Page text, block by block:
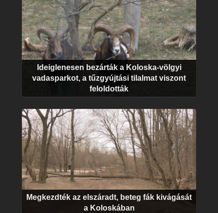
​Ideiglenesen bezárták a Koloska-völgyi
vadasparkot, a tűzgyújtási tilalmat viszont
feloldották
Megkezdték az elszáradt, beteg fák kivágását
a Koloskában